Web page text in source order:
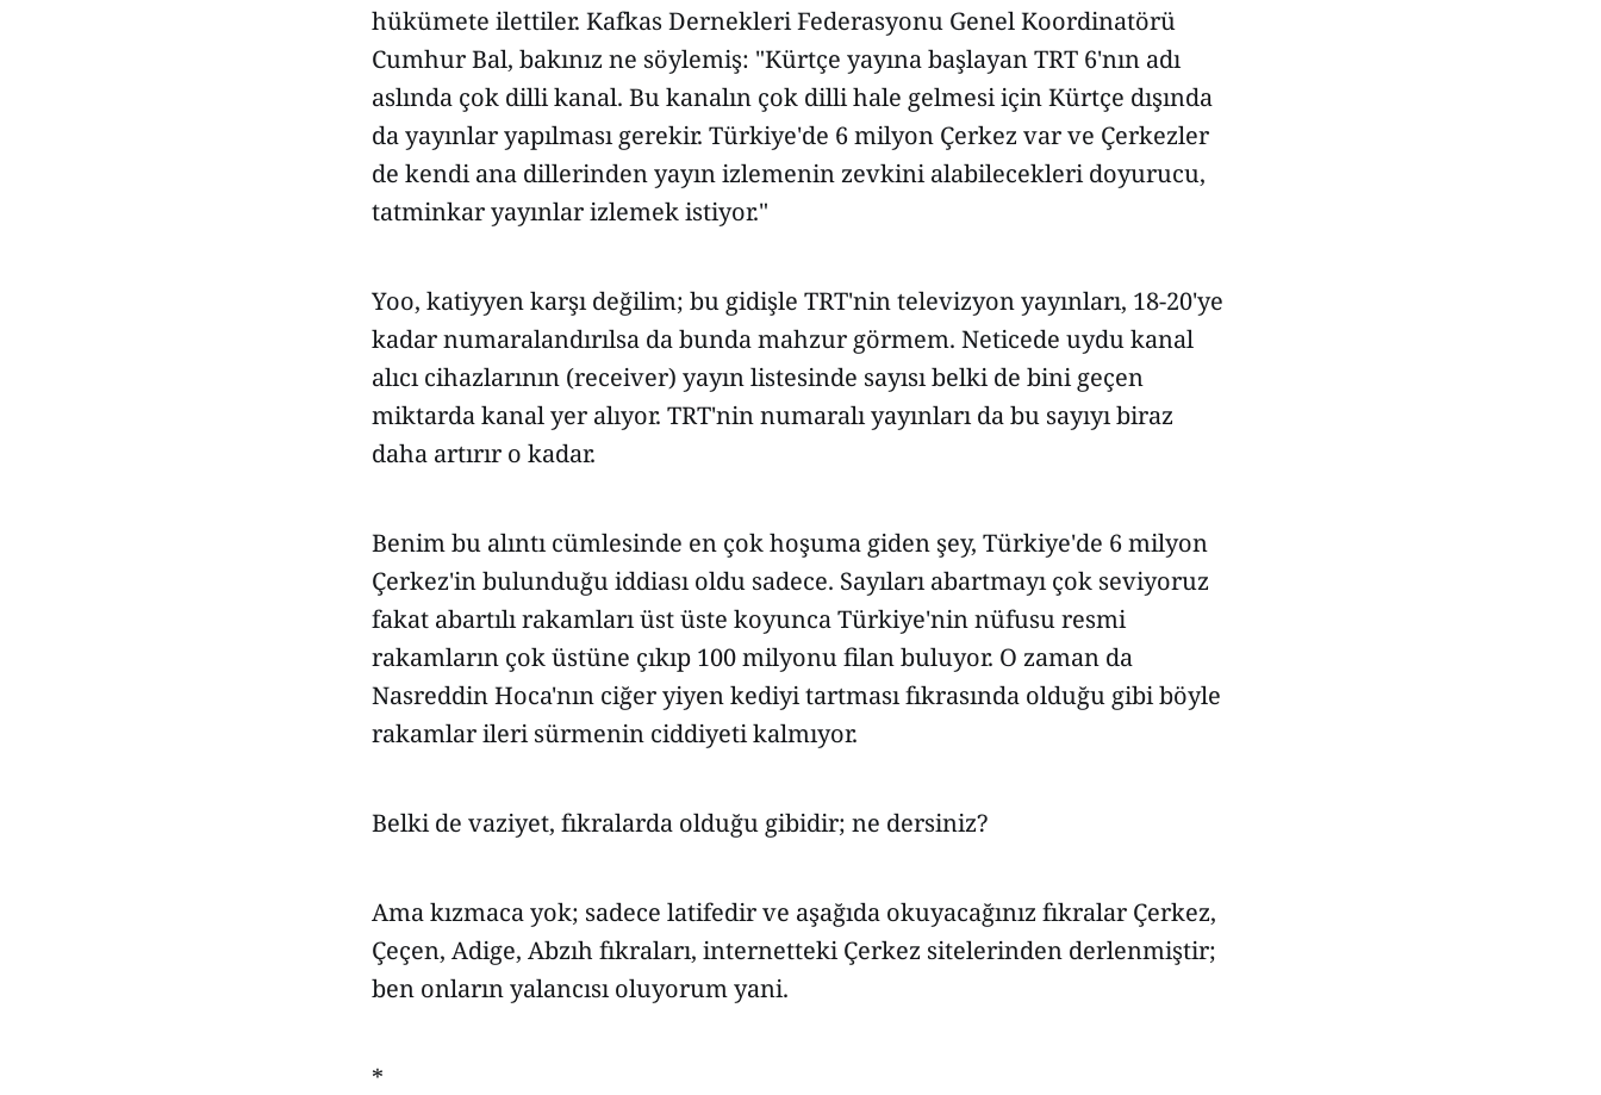
hükümete ilettiler. Kafkas Dernekleri Federasyonu Genel Koordinatörü
Cumhur Bal, bakınız ne söylemiş: "Kürtçe yayına başlayan TRT 6'nın adı
aslında çok dilli kanal. Bu kanalın çok dilli hale gelmesi için Kürtçe dışında
da yayınlar yapılması gerekir. Türkiye'de 6 milyon Çerkez var ve Çerkezler
de kendi ana dillerinden yayın izlemenin zevkini alabilecekleri doyurucu,
tatminkar yayınlar izlemek istiyor."
Yoo, katiyyen karşı değilim; bu gidişle TRT'nin televizyon yayınları, 18-20'ye
kadar numaralandırılsa da bunda mahzur görmem. Neticede uydu kanal
alıcı cihazlarının (receiver) yayın listesinde sayısı belki de bini geçen
miktarda kanal yer alıyor. TRT'nin numaralı yayınları da bu sayıyı biraz
daha artırır o kadar.
Benim bu alıntı cümlesinde en çok hoşuma giden şey, Türkiye'de 6 milyon
Çerkez'in bulunduğu iddiası oldu sadece. Sayıları abartmayı çok seviyoruz
fakat abartılı rakamları üst üste koyunca Türkiye'nin nüfusu resmi
rakamların çok üstüne çıkıp 100 milyonu filan buluyor. O zaman da
Nasreddin Hoca'nın ciğer yiyen kediyi tartması fıkrasında olduğu gibi böyle
rakamlar ileri sürmenin ciddiyeti kalmıyor.
Belki de vaziyet, fıkralarda olduğu gibidir; ne dersiniz?
Ama kızmaca yok; sadece latifedir ve aşağıda okuyacağınız fıkralar Çerkez,
Çeçen, Adige, Abzıh fıkraları, internetteki Çerkez sitelerinden derlenmiştir;
ben onların yalancısı oluyorum yani.
*